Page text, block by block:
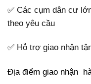
✅ Các cụm dân cư
theo yêu cầu
✅ Hỗ trợ giao nhận
Địa điểm giao nhận